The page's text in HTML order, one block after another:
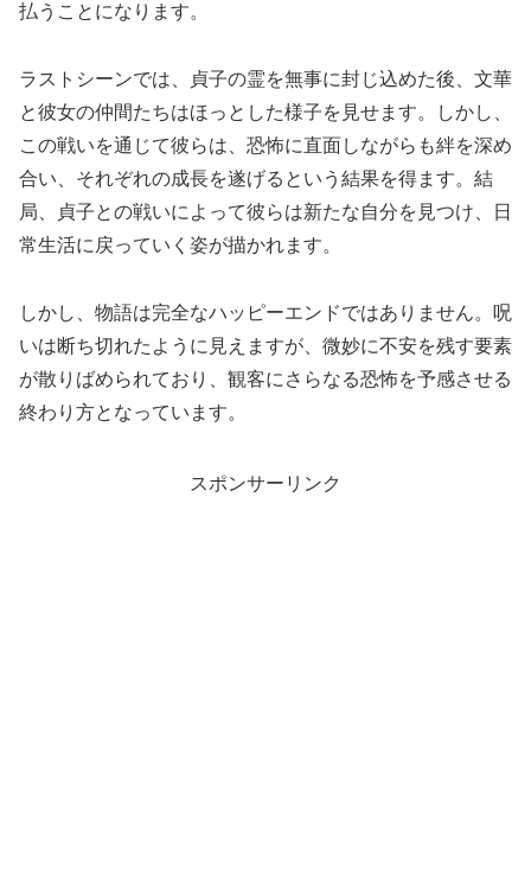
払うことになります。
ラストシーンでは、貞子の霊を無事に封じ込めた後、文華
と彼女の仲間たちはほっとした様子を見せます。しかし、
この戦いを通じて彼らは、恐怖に直面しながらも絆を深め
合い、それぞれの成長を遂げるという結果を得ます。結
局、貞子との戦いによって彼らは新たな自分を見つけ、日
常生活に戻っていく姿が描かれます。
しかし、物語は完全なハッピーエンドではありません。呪
いは断ち切れたように見えますが、微妙に不安を残す要素
が散りばめられており、観客にさらなる恐怖を予感させる
終わり方となっています。
スポンサーリンク